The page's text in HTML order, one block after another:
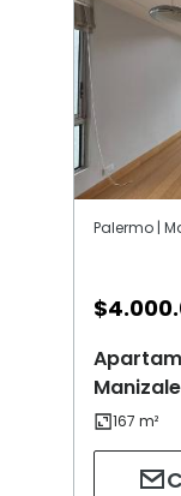
Palermo |
$